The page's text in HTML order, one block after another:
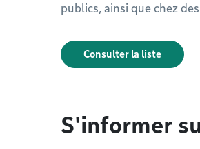
publics, ainsi que chez
Consulter la liste
S'informer